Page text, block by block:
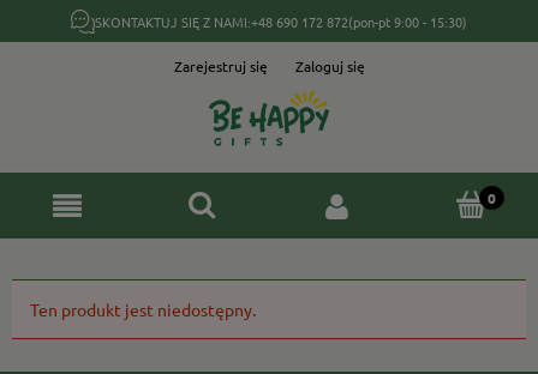
SKONTAKTUJ SIĘ Z NAMI:+48 690 172 872(pon-pt 9:00 - 15:30)
Zarejestruj się Zaloguj się
Ten produkt jest niedostępny.